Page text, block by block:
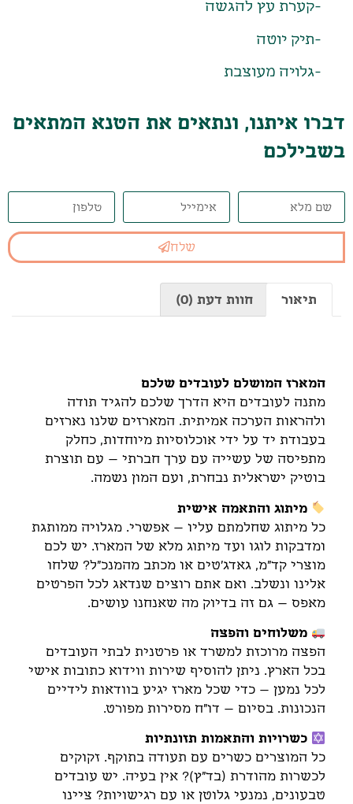
-קערת עץ להגשה
-תיק יוטה
-גלויה מעוצבת
דברו איתנו, ונתאים את הטנא המתאים
בשבילכם
שלח
תיאור חוות דעת (0)
המארז המושלם לעובדים שלכם
מתנה לעובדים היא הדרך שלכם להגיד תודה
ולהראות הערכה אמיתית. המארזים שלנו נארזים
בעבודת יד על ידי אוכלוסיות מיוחדות, כחלק
מתפיסה של עשייה עם ערך חברתי – עם תוצרת
בוטיק ישראלית נבחרת, ועם המון נשמה.
מיתוג והתאמה אישית
כל מיתוג שחלמתם עליו – אפשרי. מגלויה ממותגת
ומדבקות לוגו ועד מיתוג מלא של המארז. יש לכם
מוצרי קד"מ, גאדג'טים או מכתב מהמנכ"ל? שלחו
אלינו ונשלב. ואם אתם רוצים שנדאג לכל הפרטים
מאפס – גם זה בדיוק מה שאנחנו עושים.
משלוחים והפצה
הפצה מרוכזת למשרד או פרטנית לבתי העובדים
בכל הארץ. ניתן להוסיף שירות ווידוא כתובות אישי
לכל נמען – כדי שכל מארז יגיע בוודאות לידיים
הנכונות. בסיום – דו"ח מסירות מפורט.
כשרויות והתאמות תזונתיות
כל המוצרים כשרים עם תעודה בתוקף. זקוקים
לכשרות מהודרת (בד"ץ)? אין בעיה. יש עובדים
טבעונים, נמנעי גלוטן או עם רגישויות? ציינו